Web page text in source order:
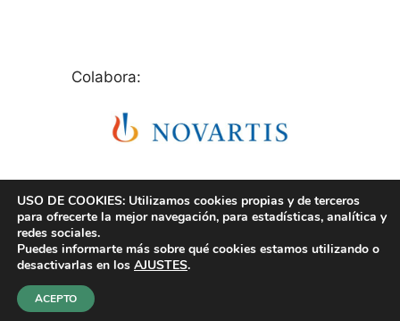
Colabora:
© Copyright 2026 ASENDHI - Asociación de Enfermos
USO DE COOKIES: Utilizamos cookies propias y de terceros
para ofrecerte la mejor navegación, para estadísticas, analítica y
redes sociales.
Puedes informarte más sobre qué cookies estamos utilizando o
desactivarlas en los AJUSTES.
ACEPTO